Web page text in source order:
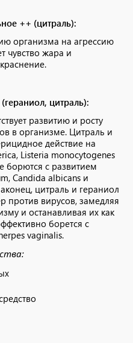
++ (цитраль):
организма на агрессию
чувство жара и
цитраль):
развитию и росту
в организме. Цитраль и
действие на
Listeria monocytogenes
борются с развитием
Candida albicans и
цитраль и гераниол
против вирусов, замедляя
и останавливая их как
борется с
vaginalis.